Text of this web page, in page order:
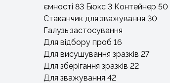
ємності 83 Бюкс 3 Контейнер 50
Стаканчик для зважування 30
Галузь застосування
Для відбору проб 16
Для висушування зразків 27
Для зберігання зразків 22
Для зважування 42